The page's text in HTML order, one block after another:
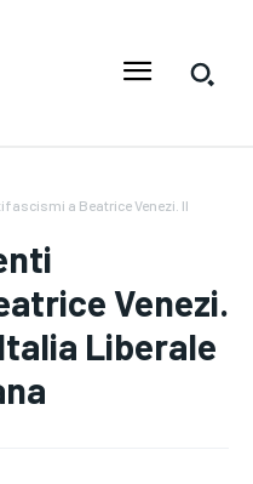
a Beatrice Venezi. Il
Venezi.
Liberale